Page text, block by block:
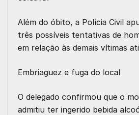
Além do óbito, a Polícia Civil
três possíveis tentativas de
em relação às demais vítimas
Embriaguez e fuga do local
O delegado confirmou que o
admitiu ter ingerido bebida